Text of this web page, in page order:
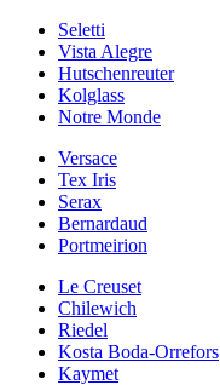
Seletti
Vista Alegre
Hutschenreuter
Kolglass
Notre Monde
Versace
Tex Iris
Serax
Bernardaud
Portmeirion
Le Creuset
Chilewich
Riedel
Kosta Boda-Orrefors
Kaymet